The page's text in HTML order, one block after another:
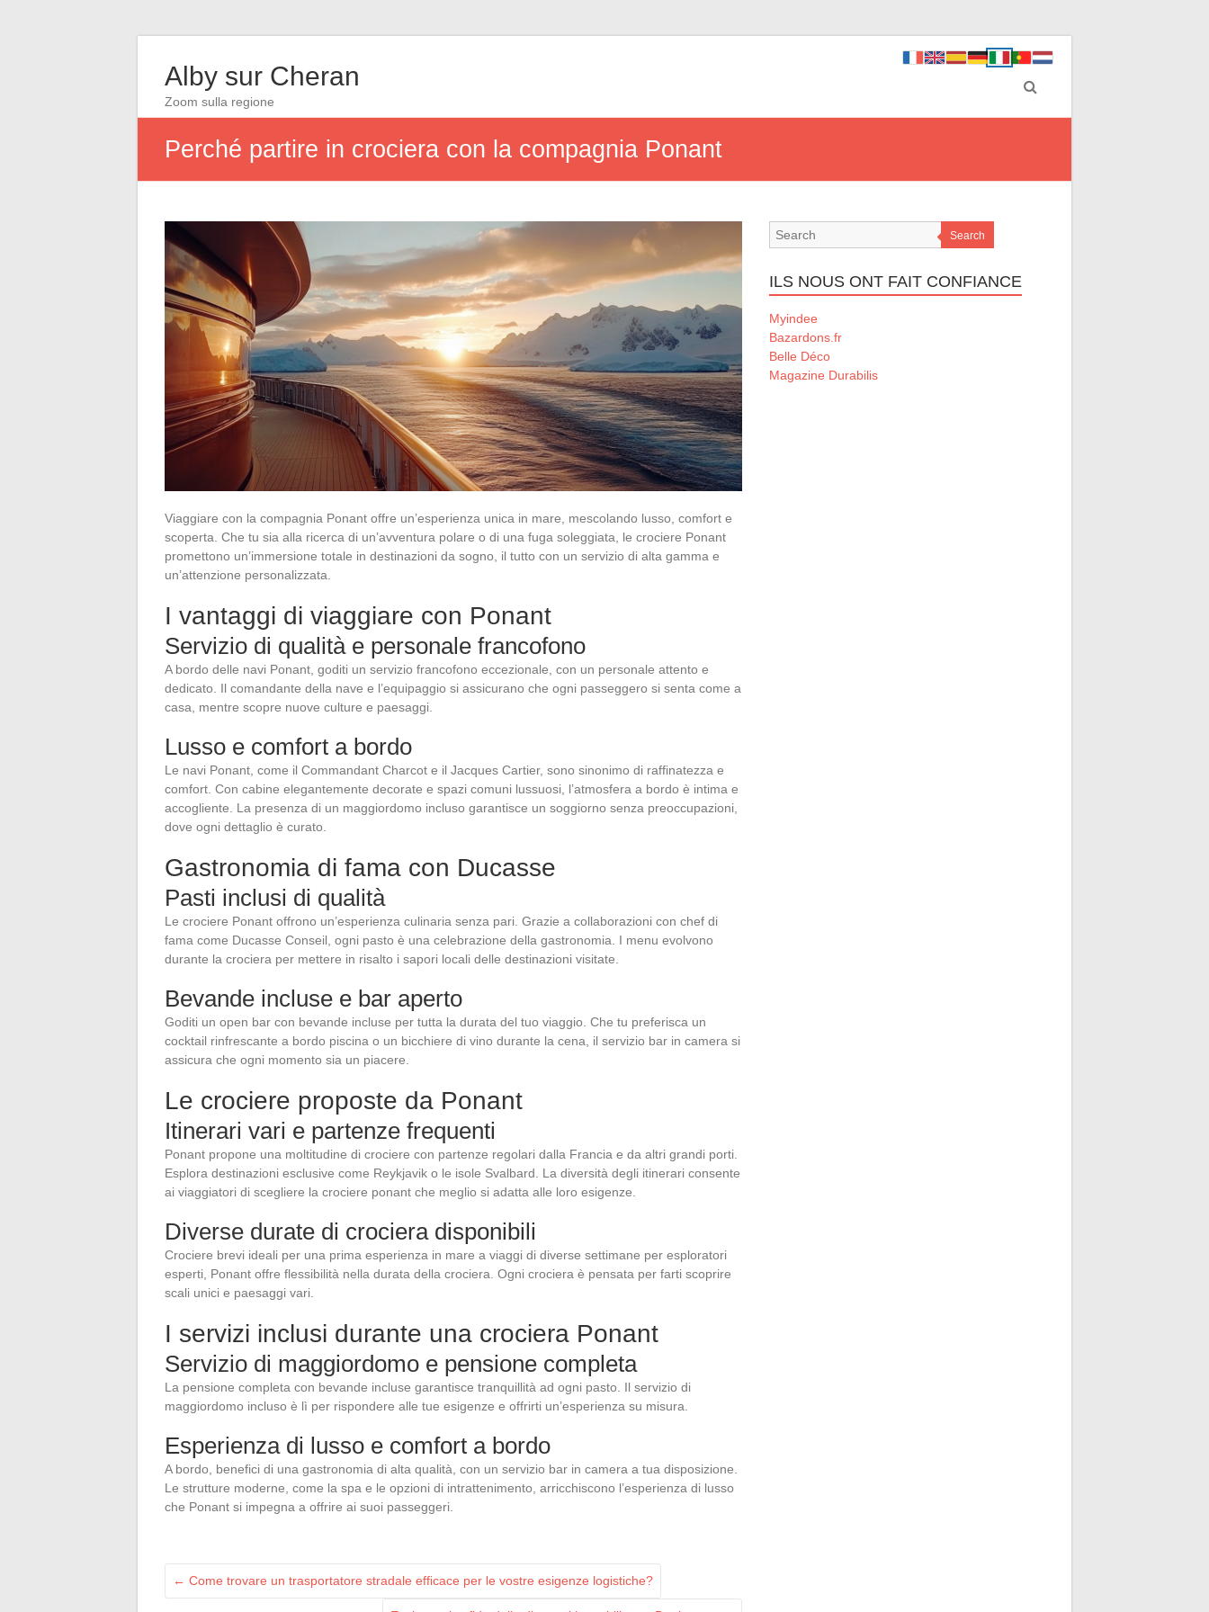
Alby sur Cheran
Zoom sulla regione
Perché partire in crociera con la compagnia Ponant
Viaggiare con la compagnia Ponant offre un’esperienza unica in mare, mescolando lusso, comfort e
scoperta. Che tu sia alla ricerca di un’avventura polare o di una fuga soleggiata, le crociere Ponant
promettono un’immersione totale in destinazioni da sogno, il tutto con un servizio di alta gamma e
un’attenzione personalizzata.
I vantaggi di viaggiare con Ponant
Servizio di qualità e personale francofono
A bordo delle navi Ponant, goditi un servizio francofono eccezionale, con un personale attento e
dedicato. Il comandante della nave e l’equipaggio si assicurano che ogni passeggero si senta come a
casa, mentre scopre nuove culture e paesaggi.
Lusso e comfort a bordo
Le navi Ponant, come il Commandant Charcot e il Jacques Cartier, sono sinonimo di raffinatezza e
comfort. Con cabine elegantemente decorate e spazi comuni lussuosi, l’atmosfera a bordo è intima e
accogliente. La presenza di un maggiordomo incluso garantisce un soggiorno senza preoccupazioni,
dove ogni dettaglio è curato.
Gastronomia di fama con Ducasse
Pasti inclusi di qualità
Le crociere Ponant offrono un’esperienza culinaria senza pari. Grazie a collaborazioni con chef di
fama come Ducasse Conseil, ogni pasto è una celebrazione della gastronomia. I menu evolvono
durante la crociera per mettere in risalto i sapori locali delle destinazioni visitate.
Bevande incluse e bar aperto
Goditi un open bar con bevande incluse per tutta la durata del tuo viaggio. Che tu preferisca un
cocktail rinfrescante a bordo piscina o un bicchiere di vino durante la cena, il servizio bar in camera si
assicura che ogni momento sia un piacere.
Le crociere proposte da Ponant
Itinerari vari e partenze frequenti
Ponant propone una moltitudine di crociere con partenze regolari dalla Francia e da altri grandi porti.
Esplora destinazioni esclusive come Reykjavik o le isole Svalbard. La diversità degli itinerari consente
ai viaggiatori di scegliere la crociere ponant che meglio si adatta alle loro esigenze.
Diverse durate di crociera disponibili
Crociere brevi ideali per una prima esperienza in mare a viaggi di diverse settimane per esploratori
esperti, Ponant offre flessibilità nella durata della crociera. Ogni crociera è pensata per farti scoprire
scali unici e paesaggi vari.
I servizi inclusi durante una crociera Ponant
Servizio di maggiordomo e pensione completa
La pensione completa con bevande incluse garantisce tranquillità ad ogni pasto. Il servizio di
maggiordomo incluso è lì per rispondere alle tue esigenze e offrirti un’esperienza su misura.
Esperienza di lusso e comfort a bordo
A bordo, benefici di una gastronomia di alta qualità, con un servizio bar in camera a tua disposizione.
Le strutture moderne, come la spa e le opzioni di intrattenimento, arricchiscono l’esperienza di lusso
che Ponant si impegna a offrire ai suoi passeggeri.
← Come trovare un trasportatore stradale efficace per le vostre esigenze logistiche?
Search
ILS NOUS ONT FAIT CONFIANCE
Myindee
Bazardons.fr
Belle Déco
Magazine Durabilis